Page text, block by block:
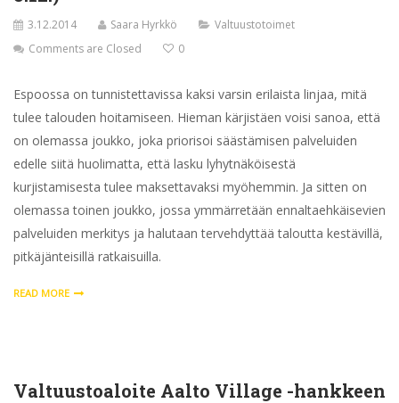
3.12.2014 Saara Hyrkkö
Valtuustotoimet
Comments are Closed
0
Espoossa on tunnistettavissa kaksi varsin erilaista linjaa, mitä
tulee talouden hoitamiseen. Hieman kärjistäen voisi sanoa, että
on olemassa joukko, joka priorisoi säästämisen palveluiden
edelle siitä huolimatta, että lasku lyhytnäköisestä
kurjistamisesta tulee maksettavaksi myöhemmin. Ja sitten on
olemassa toinen joukko, jossa ymmärretään ennaltaehkäisevien
palveluiden merkitys ja halutaan tervehdyttää taloutta kestävillä,
pitkäjänteisillä ratkaisuilla.
READ MORE
Valtuustoaloite Aalto Village -hankkeen